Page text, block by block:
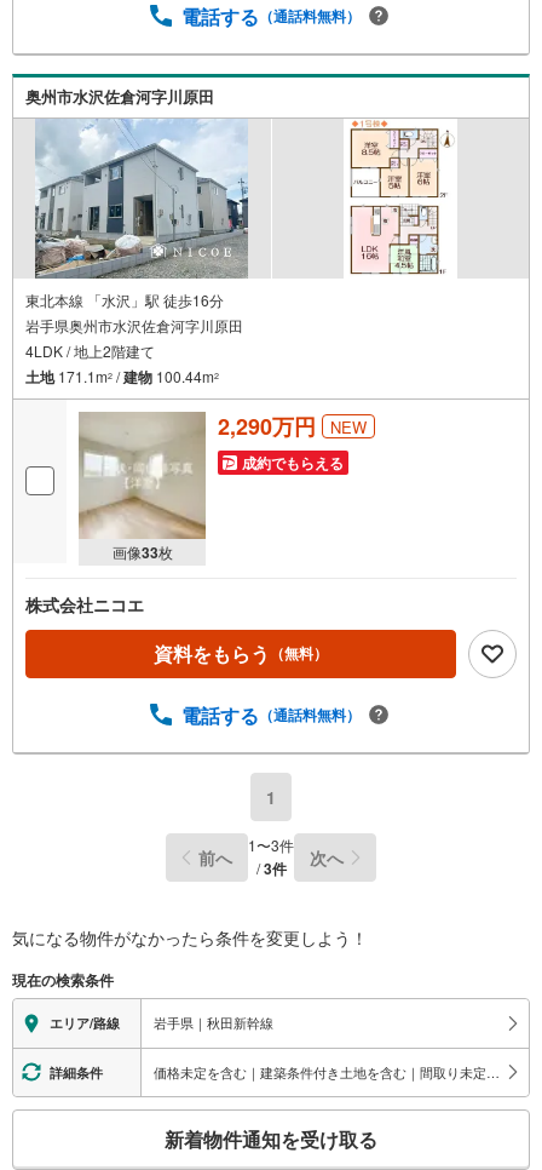
電話する （通話料無料）
奥州市水沢佐倉河字川原田
東北本線 「水沢」駅 徒歩16分
岩手県奥州市水沢佐倉河字川原田
4LDK / 地上2階建て
土地171.1m2 /建物 100.44m2
画像33枚
2,290万円 NEW
成約でもらえる
株式会社ニコエ
資料をもらう （無料）
電話する （通話料無料）
1
前へ 1〜3件
/3件 次へ
気になる物件がなかったら条件を変更しよう！
現在の検索条件
エリア/路線 岩手県｜秋田新幹線
詳細条件 価格未定を含む｜建築条件付き土地を含む｜間取り未定を含む｜1週間以内公開
新着物件通知を受け取る